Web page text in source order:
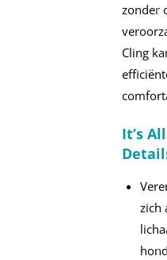
zonder
Cling
It’s
zich
hond